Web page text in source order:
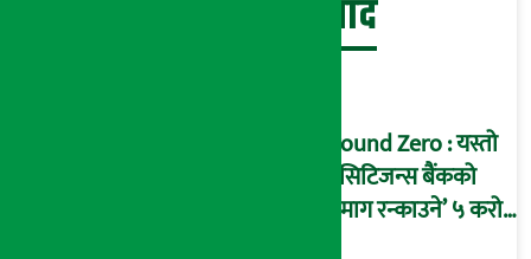
बेथिति मुर्दाबाद
Ground Zero : यस्तो
छ सिटिजन्स बैंकको
‘दिमाग रन्काउने’ ५ करोड